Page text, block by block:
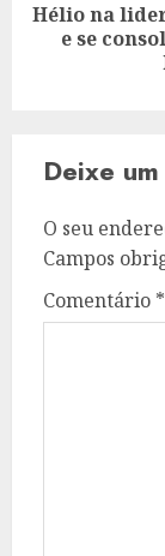
Next
Hélio na
e se
Deixe
O seu
Campos
Comentário *